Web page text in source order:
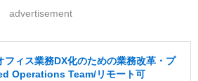
advertisement
フィス業務DX化のための業務改革・プ
Operations Team/リモート可